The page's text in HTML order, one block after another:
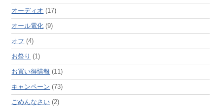
オーディオ (17)
オール電化 (9)
オフ (4)
お祭り (1)
お買い得情報 (11)
キャンペーン (73)
ごめんなさい (2)